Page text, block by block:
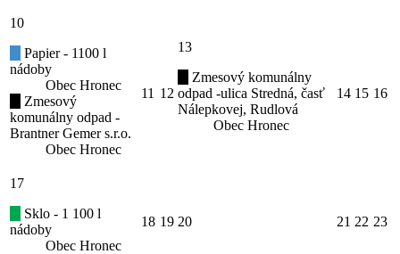
10
Papier - 1100 l
nádoby
Obec Hronec
Zmesový
komunálny odpad -
Brantner Gemer s.r.o.
Obec Hronec
11 12
13
Zmesový komunálny
odpad -ulica Stredná, časť
Nálepkovej, Rudlová
Obec Hronec
14 15 16
17
Sklo - 1 100 l
nádoby
Obec Hronec
18 19 20 21 22 23